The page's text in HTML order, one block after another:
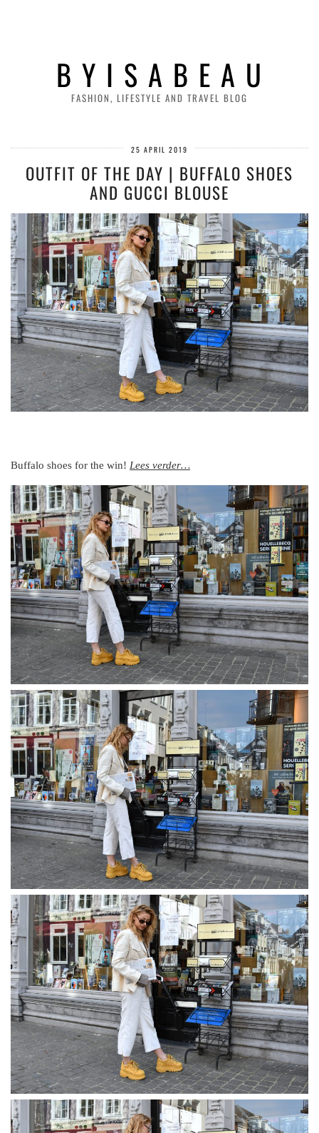
B Y I S A B E A U
FASHION, LIFESTYLE AND TRAVEL BLOG
25 APRIL 2019
OUTFIT OF THE DAY | BUFFALO SHOES
AND GUCCI BLOUSE
Buffalo shoes for the win! Lees verder…